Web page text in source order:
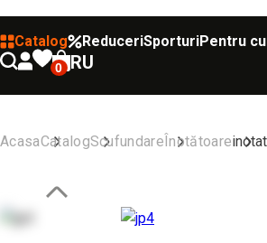
Catalog ReduceriSporturiPentru
0 RU
AcasaCatalogScufundareÎnotătoare